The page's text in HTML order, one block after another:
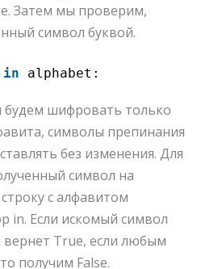
Затем мы проверим,
символ буквой.
in alphabet:
шифровать только
символы препинания
без изменения. Для
символ на
с алфавитом
in. Если искомый символ
вернет True, если любым
получим False.